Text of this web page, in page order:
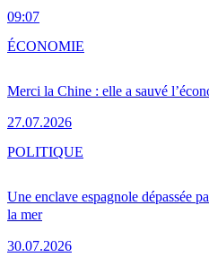
09:07
Merci la Chine : elle a sauvé
27.07.2026
ÉCONOMIE
Une enclave espagnole dépassée
la mer
30.07.2026
POLITIQUE